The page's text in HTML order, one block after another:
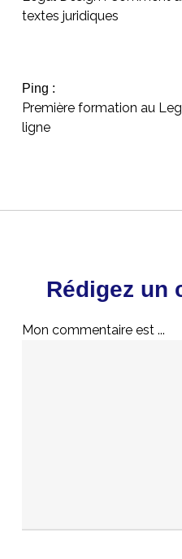
textes juridiques
Ping :
Première formation au
ligne
Rédigez un
Mon commentaire est ...